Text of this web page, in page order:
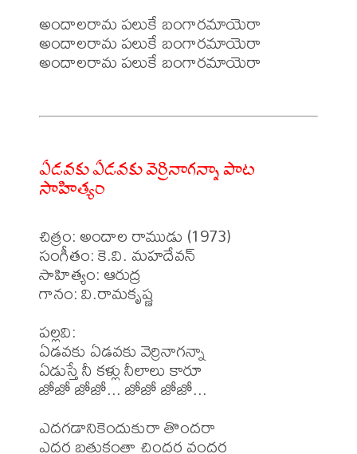
అందాలరామ పలుకే బంగారమాయెరా
అందాలరామ పలుకే బంగారమాయెరా
అందాలరామ పలుకే బంగారమాయెరా
ఏడవకు ఏడవకు వెర్రినాగన్నా పాట
సాహిత్యం
చిత్రం: అందాల రాముడు (1973)
సంగీతం: కె.వి. మహదేవన్
సాహిత్యం: ఆరుద్ర
గానం: వి.రామకృష్ణ
పల్లవి:
ఏడవకు ఏడవకు వెర్రినాగన్నా
ఏడుస్తే నీ కళ్లు నీలాలు కారూ
జోజో జోజో... జోజో జోజో...
ఎదగడానికెందుకురా తొందరా
ఎదర బతుకంతా చిందర వందర